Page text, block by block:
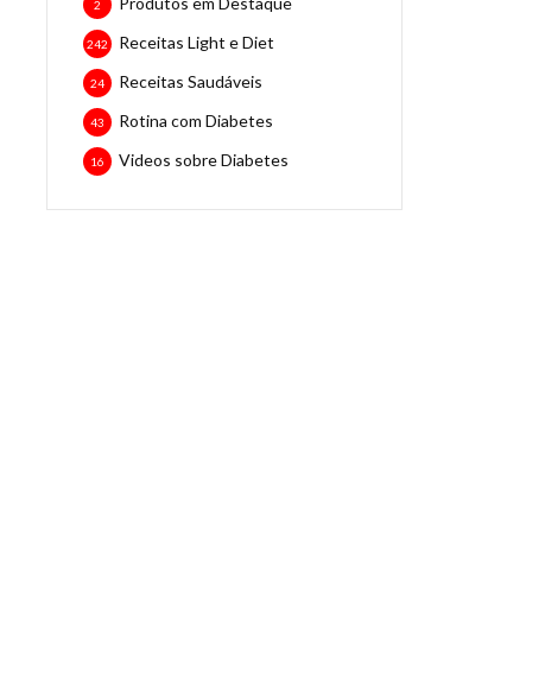
2
Receitas Light e Diet
242
Receitas Saudáveis
24
Rotina com Diabetes
43
Videos sobre Diabetes
16